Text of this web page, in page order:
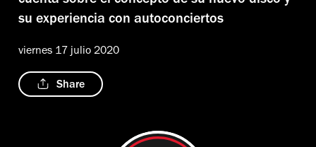
su experiencia con autoconciertos
viernes 17 julio 2020
Share